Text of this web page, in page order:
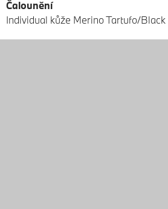
Čalounění
Individual kůže Merino Tartufo/Black